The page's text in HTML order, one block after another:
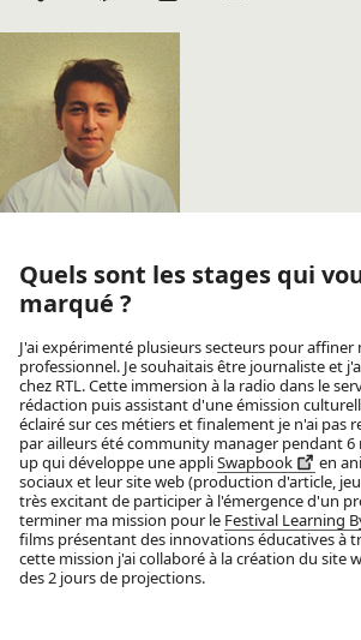
Quels sont les stages qui
marqué ?
J'ai expérimenté plusieurs secteurs pour
professionnel. Je souhaitais être journaliste et
chez RTL. Cette immersion à la radio dans le
rédaction puis assistant d'une émission
éclairé sur ces métiers et finalement je n'ai pas
par ailleurs été community manager pendant
up qui développe une appliSwapbook
en
sociaux et leur site web (production d'article,
très excitant de participer à l'émergence d'un
terminer ma mission pour le Festival Learning
films présentant des innovations éducatives à
cette mission j'ai collaboré à la création du site
des 2 jours de projections.